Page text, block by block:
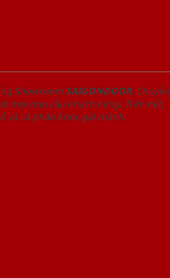
Showroom SAIGONDOOR. Chuyên
mọi nhu cầu khách hàng. Trên hết,
và cả phân khúc giá thành.